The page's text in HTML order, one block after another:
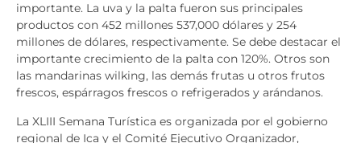
importante. La uva y la palta fueron sus principales
productos con 452 millones 537,000 dólares y 254
millones de dólares, respectivamente. Se debe destacar el
importante crecimiento de la palta con 120%. Otros son
las mandarinas wilking, las demás frutas u otros frutos
frescos, espárragos frescos o refrigerados y arándanos.
La XLIII Semana Turística es organizada por el gobierno
regional de Ica y el Comité Ejecutivo Organizador,